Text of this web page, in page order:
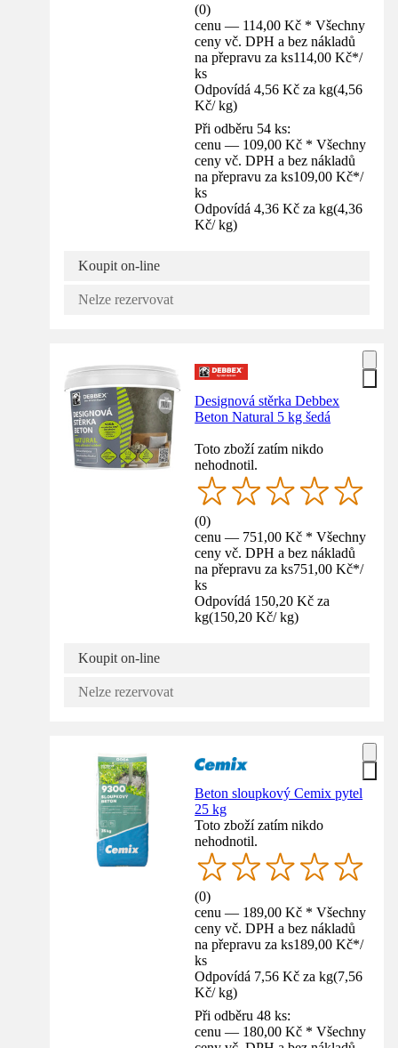
(0)
cenu — 114,00 Kč * Všechny
ceny vč. DPH a bez nákladů
na přepravu za ks114,00 Kč*/
ks
Odpovídá 4,56 Kč za kg(4,56
Kč/ kg)
Při odběru 54 ks:
cenu — 109,00 Kč * Všechny
ceny vč. DPH a bez nákladů
na přepravu za ks109,00 Kč*/
ks
Odpovídá 4,36 Kč za kg(4,36
Kč/ kg)
Koupit on-line
Nelze rezervovat
Designová stěrka Debbex
Beton Natural 5 kg šedá
Toto zboží zatím nikdo
nehodnotil.
(0)
cenu — 751,00 Kč * Všechny
ceny vč. DPH a bez nákladů
na přepravu za ks751,00 Kč*/
ks
Odpovídá 150,20 Kč za
kg(150,20 Kč/ kg)
Koupit on-line
Nelze rezervovat
Beton sloupkový Cemix pytel
25 kg
Toto zboží zatím nikdo
nehodnotil.
(0)
cenu — 189,00 Kč * Všechny
ceny vč. DPH a bez nákladů
na přepravu za ks189,00 Kč*/
ks
Odpovídá 7,56 Kč za kg(7,56
Kč/ kg)
Při odběru 48 ks:
cenu — 180,00 Kč * Všechny